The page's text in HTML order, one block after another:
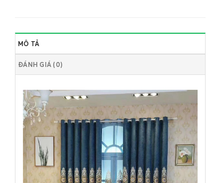
MÔ TẢ
ĐÁNH GIÁ (0)